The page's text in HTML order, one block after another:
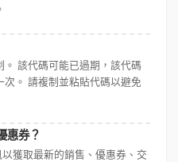
該代碼可能已過期，該代碼
。 請複制並粘貼代碼以避免
惠券？
獲取最新的銷售、優惠券、交